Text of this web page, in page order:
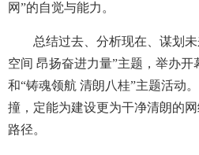
网”的自觉与能力。
总结过去、分析现在、谋划未
空间 昂扬奋进力量”主题，举办
和“铸魂领航 清朗八桂”主题活动
撞，定能为建设更为干净清朗的
路径。